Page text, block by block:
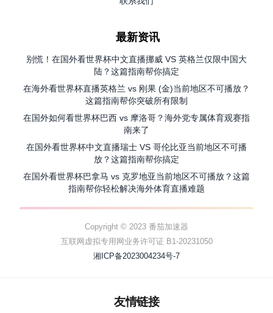
最新资讯
别慌！在国外看世界杯中文直播挪威 VS 英格兰仅限中国大
陆？这篇指南帮你搞定
在海外看世界杯直播英格兰 vs 刚果 (金)当前地区不可播放？
这篇指南帮你突破所有限制
在国外如何看世界杯巴西 vs 摩洛哥？海外党专属体育观赛指
南来了
在国外看世界杯中文直播瑞士 VS 哥伦比亚当前地区不可播
放？这篇指南帮你搞定
在国外看世界杯巴拿马 vs 克罗地亚当前地区不可播放？这篇
指南帮你轻松解决海外体育直播难题
Copyright © 2023 番茄加速器
互联网虚拟专用网业务许可证 B1-20231050
湘ICP备2023004234号-7
友情链接